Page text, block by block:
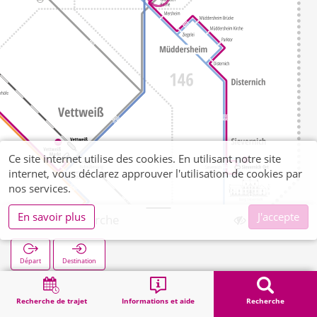
Recherche de trajet Informations et aide Recherche
Gladbach Kirche
Départ Destination
Démarrage Recherche
Ce site internet utilise des cookies. En utilisant notre site
internet, vous déclarez approuver l'utilisation de cookies par
nos services.
En savoir plus
J'accepte